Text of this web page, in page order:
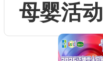
母婴活动